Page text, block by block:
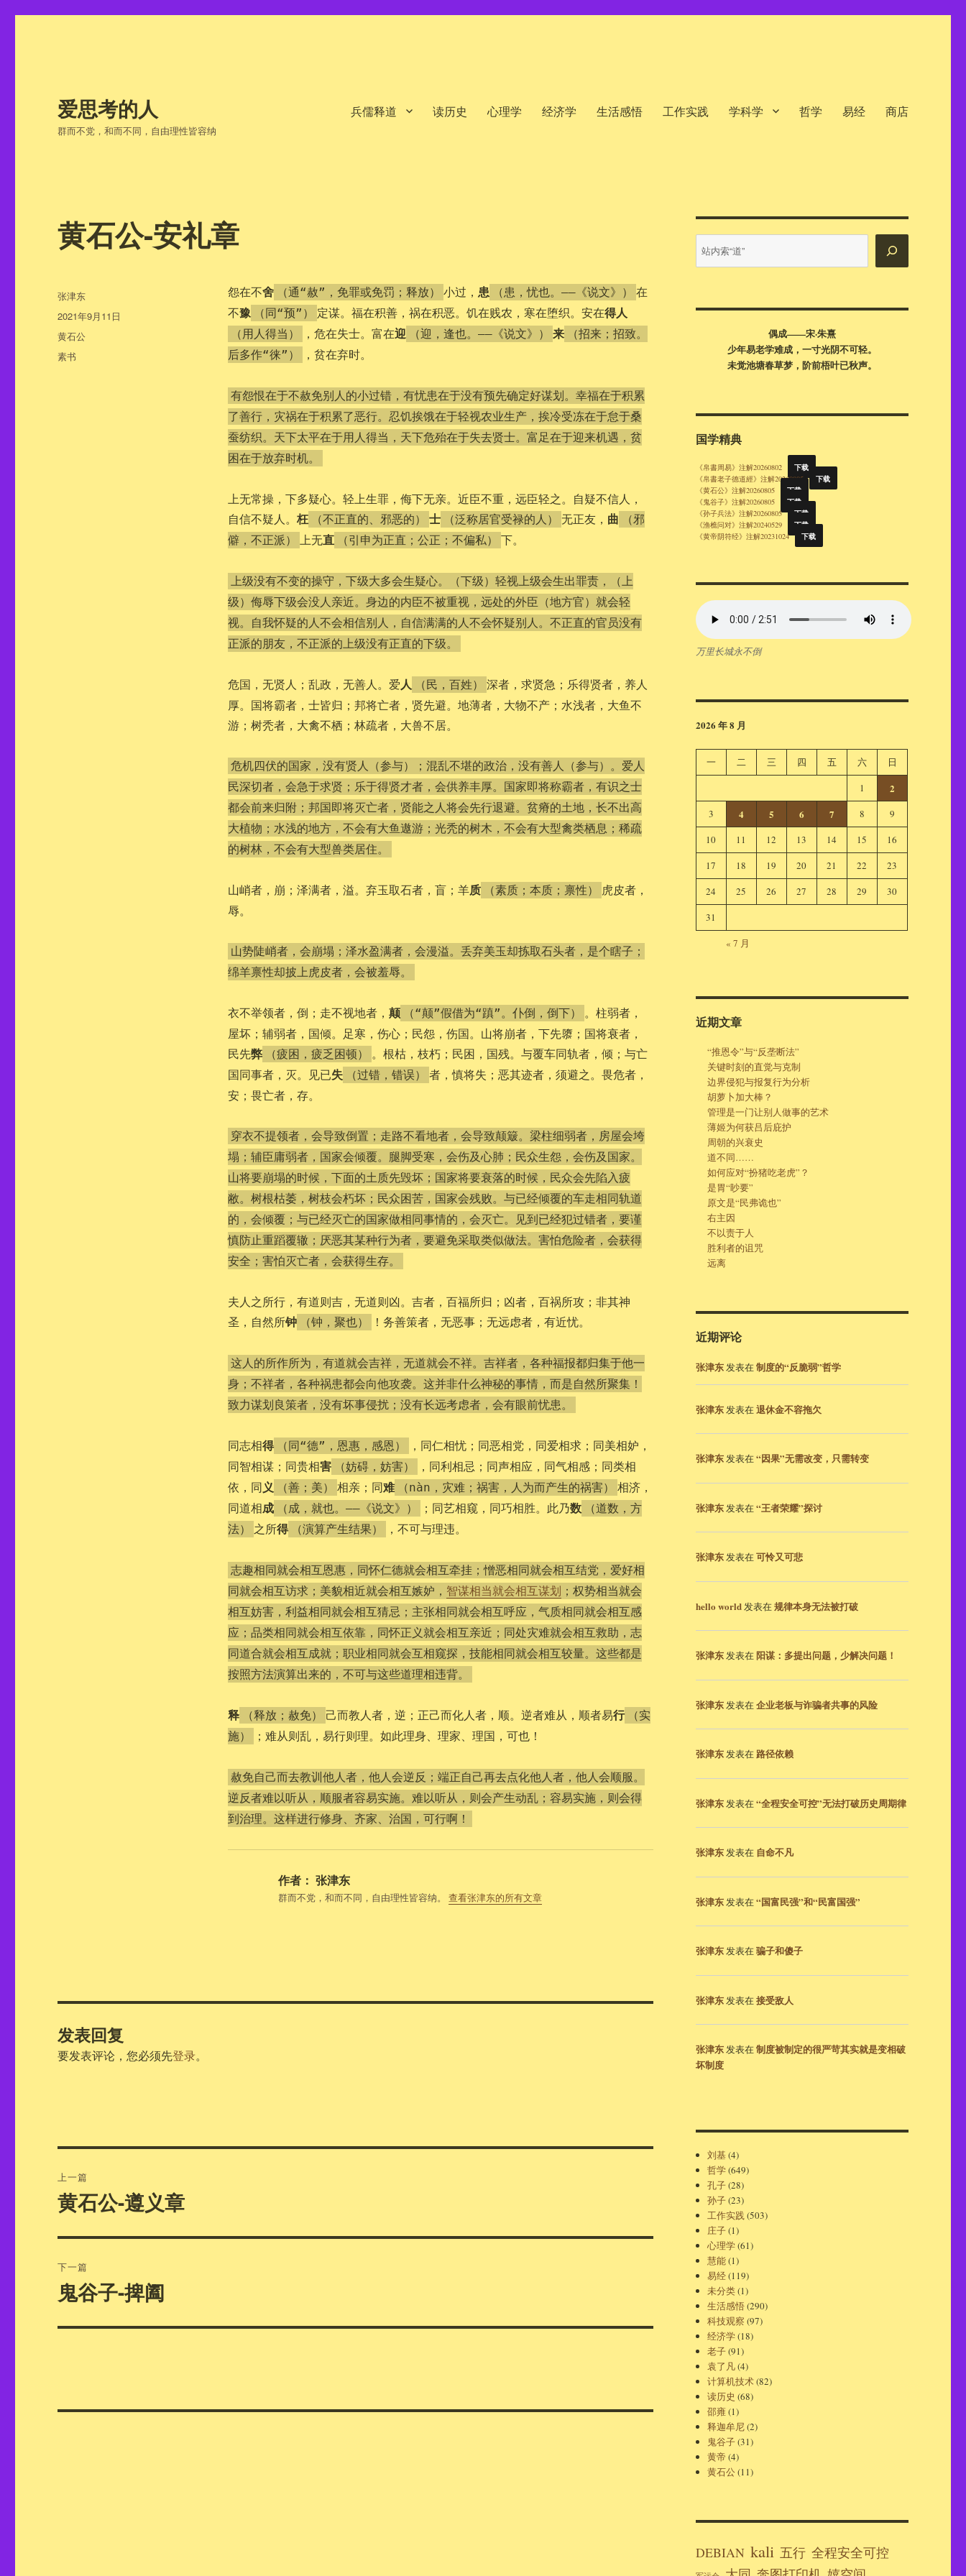
爱思考的人
群而不党，和而不同，自由理性皆容纳
兵儒释道 读历史 心理学 经济学 生活感悟 工作实践 学科学 哲学 易经 商店
黄石公-安礼章
怨在不舍 （通“赦”，免罪或免罚；释放） 小过， 患 （患，忧也。——《说文》）
在
不豫 （同“预”） 定谋。福在积善，祸在积恶。饥在贱农，寒在堕织。安在得人
（用人得当） ，危在失士。富在迎 （迎，逢也。——《说文》） 来
（招来；招致。
后多作“徕”）
，贫在弃时。
有怨恨在于不赦免别人的小过错，有忧患在于没有预先确定好谋划。幸福在于积累
了善行，灾祸在于积累了恶行。忍饥挨饿在于轻视农业生产，挨冷受冻在于怠于桑
蚕纺织。天下太平在于用人得当，天下危殆在于失去贤士。富足在于迎来机遇，贫
困在于放弃时机。
上无常操，下多疑心。轻上生罪，侮下无亲。近臣不重，远臣轻之。自疑不信人，
自信不疑人。 枉 （不正直的、邪恶的） 士 （泛称居官受禄的人） 无正友， 曲
（邪
僻，不正派）
上无直 （引申为正直；公正；不偏私） 下。
上级没有不变的操守，下级大多会生疑心。（下级）轻视上级会生出罪责，（上
级）侮辱下级会没人亲近。身边的内臣不被重视，远处的外臣（地方官）就会轻
视。自我怀疑的人不会相信别人，自信满满的人不会怀疑别人。不正直的官员没有
正派的朋友，不正派的上级没有正直的下级。
危国，无贤人；乱政，无善人。爱人 （民，百姓）
深者，求贤急；乐得贤者，养人
厚。国将霸者，士皆归；邦将亡者，贤先避。地薄者，大物不产；水浅者，大鱼不
游；树秃者，大禽不栖；林疏者，大兽不居。
危机四伏的国家，没有贤人（参与）；混乱不堪的政治，没有善人（参与）。爱人
民深切者，会急于求贤；乐于得贤才者，会供养丰厚。国家即将称霸者，有识之士
都会前来归附；邦国即将灭亡者，贤能之人将会先行退避。贫瘠的土地，长不出高
大植物；水浅的地方，不会有大鱼遨游；光秃的树木，不会有大型禽类栖息；稀疏
的树林，不会有大型兽类居住。
山峭者，崩；泽满者，溢。弃玉取石者，盲；羊质 （素质；本质；禀性）
虎皮者，
辱。
山势陡峭者，会崩塌；泽水盈满者，会漫溢。丢弃美玉却拣取石头者，是个瞎子；
绵羊禀性却披上虎皮者，会被羞辱。
衣不举领者，倒；走不视地者， 颠 （“颠”假借为“蹎”。仆倒，倒下）
。柱弱者，
屋坏；辅弱者，国倾。足寒，伤心；民怨，伤国。山将崩者，下先隳；国将衰者，
民先弊 （疲困，疲乏困顿）
。根枯，枝朽；民困，国残。与覆车同轨者，倾；与亡
国同事者，灭。见已失 （过错，错误）
者，慎将失；恶其迹者，须避之。畏危者，
安；畏亡者，存。
穿衣不提领者，会导致倒置；走路不看地者，会导致颠簸。梁柱细弱者，房屋会垮
塌；辅臣庸弱者，国家会倾覆。腿脚受寒，会伤及心肺；民众生怨，会伤及国家。
山将要崩塌的时候，下面的土质先毁坏；国家将要衰落的时候，民众会先陷入疲
敝。树根枯萎，树枝会朽坏；民众困苦，国家会残败。与已经倾覆的车走相同轨道
的，会倾覆；与已经灭亡的国家做相同事情的，会灭亡。见到已经犯过错者，要谨
慎防止重蹈覆辙；厌恶其某种行为者，要避免采取类似做法。害怕危险者，会获得
安全；害怕灭亡者，会获得生存。
夫人之所行，有道则吉，无道则凶。吉者，百福所归；凶者，百祸所攻；非其神
圣，自然所钟 （钟，聚也） ！务善策者，无恶事；无远虑者，有近忧。
这人的所作所为，有道就会吉祥，无道就会不祥。吉祥者，各种福报都归集于他一
身；不祥者，各种祸患都会向他攻袭。这并非什么神秘的事情，而是自然所聚集！
致力谋划良策者，没有坏事侵扰；没有长远考虑者，会有眼前忧患。
同志相得 （同“德”，恩惠，感恩）
，同仁相忧；同恶相党，同爱相求；同美相妒，
同智相谋；同贵相害 （妨碍，妨害）
，同利相忌；同声相应，同气相感；同类相
依，同义 （善；美） 相亲；同难 （nàn，灾难；祸害，人为而产生的祸害）
相济，
同道相成 （成，就也。——《说文》） ；同艺相窥，同巧相胜。此乃数
（道数，方
法）
之所得 （演算产生结果） ，不可与理违。
志趣相同就会相互恩惠，同怀仁德就会相互牵挂；憎恶相同就会相互结党，爱好相
同就会相互访求；美貌相近就会相互嫉妒， 智谋相当就会相互谋划 ；权势相当就会
相互妨害，利益相同就会相互猜忌；主张相同就会相互呼应，气质相同就会相互感
应；品类相同就会相互依靠，同怀正义就会相互亲近；同处灾难就会相互救助，志
同道合就会相互成就；职业相同就会互相窥探，技能相同就会相互较量。这些都是
按照方法演算出来的，不可与这些道理相违背。
释 （释放；赦免） 己而教人者，逆；正己而化人者，顺。逆者难从，顺者易行
（实
施）
；难从则乱，易行则理。如此理身、理家、理国，可也！
赦免自己而去教训他人者，他人会逆反；端正自己再去点化他人者，他人会顺服。
逆反者难以听从，顺服者容易实施。难以听从，则会产生动乱；容易实施，则会得
到治理。这样进行修身、齐家、治国，可行啊！
作者： 张津东
群而不党，和而不同，自由理性皆容纳。 查看张津东的所有文章
作
者
张津东
发
布
于
2021年9月11日
分
类
黄石公
标
素书
发表回复
要发表评论，您必须先登录。
章
上一篇
上
篇
文
黄石公-遵义章
下一篇
下
篇
文
鬼谷子-捭阖
内
搜
偶成——宋·朱熹
少年易老学难成，一寸光阴不可轻。
未觉池塘春草梦，阶前梧叶已秋声。
国学精典
《帛書周易》注解20260802 下载
《帛書老子德道經》注解20260805 下载
《黄石公》注解20260805 下载
《鬼谷子》注解20260805 下载
《孙子兵法》注解20260805 下载
《渔樵问对》注解20240529 下载
《黄帝阴符经》注解20231024 下载
万里长城永不倒
2026 年 8 月
一 二 三 四 五 六
日
1
2
3 4 5 6 7 8
9
10
11 12 13 14 15
16
17
18 19 20 21 22
23
24
25 26 27 28 29
30
31
« 7 月
近期文章
“推恩令”与“反垄断法”
关键时刻的直觉与克制
边界侵犯与报复行为分析
胡萝卜加大棒？
管理是一门让别人做事的艺术
薄姬为何获吕后庇护
周朝的兴衰史
道不同……
如何应对“扮猪吃老虎”？
是胃“眇要”
原文是“民弗诡也”
右主因
不以责于人
胜利者的诅咒
远离
近期评论
张津东发表在制度的“反脆弱”哲学
张津东发表在退休金不容拖欠
张津东发表在“因果”无需改变，只需转变
张津东发表在“王者荣耀”探讨
张津东发表在可怜又可悲
hello world发表在规律本身无法被打破
张津东发表在阳谋：多提出问题，少解决问题！
张津东发表在企业老板与诈骗者共事的风险
张津东发表在 路径依赖
张津东发表在“全程安全可控”无法打破历史周期律
张津东发表在 自命不凡
张津东发表在“国富民强”和“民富国强”
张津东发表在骗子和傻子
张津东发表在接受敌人
张津东发表在制度被制定的很严苛其实就是变相破
坏制度
刘基(4)
哲学(649)
孔子(28)
孙子(23)
工作实践(503)
庄子(1)
心理学(61)
慧能(1)
易经(119)
未分类(1)
生活感悟(290)
科技观察 (97)
经济学(18)
老子(91)
袁了凡(4)
计算机技术(82)
读历史 (68)
邵雍(1)
释迦牟尼(2)
鬼谷子(31)
黄帝 (4)
黄石公(11)
DEBIAN kali 五行 全程安全可控